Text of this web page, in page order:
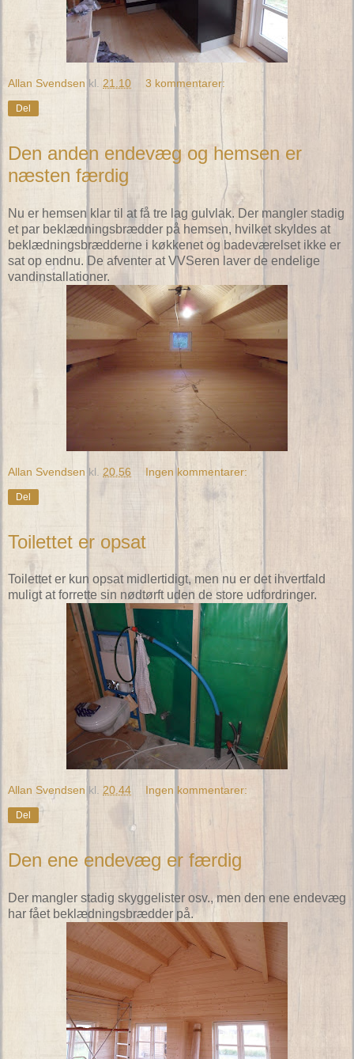
Allan Svendsen kl. 21.10 3 kommentarer:
Del
Den anden endevæg og hemsen er
næsten færdig
Nu er hemsen klar til at få tre lag gulvlak. Der mangler stadig
et par beklædningsbrædder på hemsen, hvilket skyldes at
beklædningsbrædderne i køkkenet og badeværelset ikke er
sat op endnu. De afventer at VVSeren laver de endelige
vandinstallationer.
Allan Svendsen kl. 20.56 Ingen kommentarer:
Del
Toilettet er opsat
Toilettet er kun opsat midlertidigt, men nu er det ihvertfald
muligt at forrette sin nødtørft uden de store udfordringer.
Allan Svendsen kl. 20.44 Ingen kommentarer:
Del
Den ene endevæg er færdig
Der mangler stadig skyggelister osv., men den ene endevæg
har fået beklædningsbrædder på.